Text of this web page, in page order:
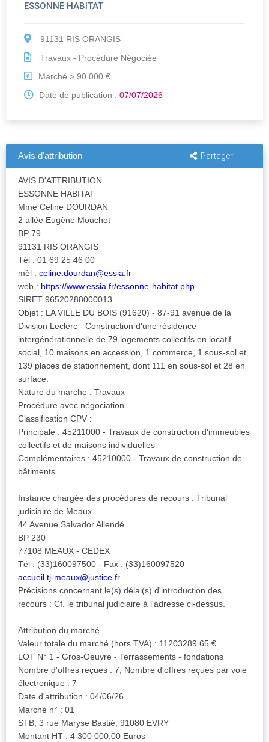
stationnement, dont 111 en sous-sol et 28 en surface.
ESSONNE HABITAT
91131 RIS ORANGIS
Travaux - Procédure Négociée
€
Marché > 90 000 €
Date de publication : 07/07/2026
Avis d'attribution Partager
AVIS D'ATTRIBUTION
ESSONNE HABITAT
Mme Celine DOURDAN
2 allée Eugène Mouchot
BP 79
91131 RIS ORANGIS
Tél : 01 69 25 46 00
mèl : celine.dourdan@essia.fr
web : https://www.essia.fr/essonne-habitat.php
SIRET 96520288000013
Objet : LA VILLE DU BOIS (91620) - 87-91 avenue de la
Division Leclerc - Construction d'une résidence
intergénérationnelle de 79 logements collectifs en locatif
social, 10 maisons en accession, 1 commerce, 1 sous-sol et
139 places de stationnement, dont 111 en sous-sol et 28 en
surface.
Nature du marche : Travaux
Procédure avec négociation
Classification CPV :
Principale : 45211000 - Travaux de construction d'immeubles
collectifs et de maisons individuelles
Complémentaires : 45210000 - Travaux de construction de
bâtiments
Instance chargée des procédures de recours : Tribunal
judiciaire de Meaux
44 Avenue Salvador Allendé
BP 230
77108 MEAUX - CEDEX
Tél : (33)160097500 - Fax : (33)160097520
accueil.tj-meaux@justice.fr
Précisions concernant le(s) délai(s) d'introduction des
recours : Cf. le tribunal judiciaire à l'adresse ci-dessus.
Attribution du marché
Valeur totale du marché (hors TVA) : 11203289.65 €
LOT N° 1 - Gros-Oeuvre - Terrassements - fondations
Nombre d'offres reçues : 7, Nombre d'offres reçues par voie
électronique : 7
Date d'attribution : 04/06/26
Marché n° : 01
STB, 3 rue Maryse Bastié, 91080 EVRY
Montant HT : 4 300 000,00 Euros